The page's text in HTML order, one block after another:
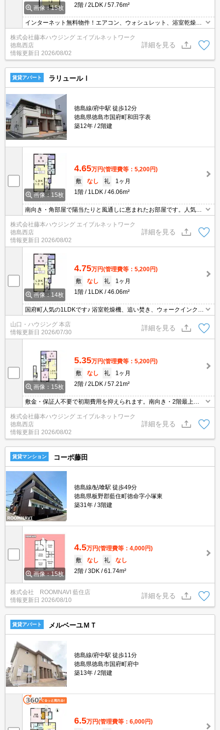
画像：15枚 2階 2LDK 57.76m²
インターネット無料物件！エアコン、ウォシュレット、浴室乾燥
機、追い炊き機能付き！角部屋で、３面採光☆室内階段で、２階に
上がれるので、雨風の時にも安心して１階に！※契約満了日翌日以
降の家賃は月額49,000円となります。
株式会社藤本ハウジング エイブルネットワーク
徳島西店
情報更新日 2026/08/02
詳細を見る
賃貸アパート ラリュールⅠ
徳島線/府中駅 徒歩12分
徳島県徳島市国府町和田字表
築12年
2階建
画像：15枚
4.65万円(管理費等：5,200円)
敷
なし 礼
1ヶ月
1階
1LDK 46.06m²
南向き・角部屋で陽当たりと風通しに恵まれたお部屋です。人気の
対面式キッチンを採用し、ウォークインクローゼットや床下収納付
きで収納力も充実。追焚機能付きバスや浴室乾燥機、独立洗面台、
温水洗浄便座など快適設備も豊富です。防犯カメラやTVインターホ
ン、セキュリティキー、24時間管理体制を備え、防犯面にも配慮さ
れた安心の住まい
株式会社藤本ハウジング エイブルネットワーク
徳島西店
情報更新日 2026/08/02
詳細を見る
画像：14枚
4.75万円(管理費等：5,200円)
敷
なし 礼
1ヶ月
1階
1LDK 46.06m²
国府町人気の1LDKです♪ 浴室乾燥機、追い焚き、ウォークインクロ
ーゼット付き！ 収納たっぷりの嬉しいお部屋です。 お気軽にお問い
合わせくださいませ。
山口・ハウジング 本店
情報更新日 2026/07/30
詳細を見る
画像：15枚
5.35万円(管理費等：5,200円)
敷
なし 礼
1ヶ月
2階
2LDK 57.21m²
敷金・保証人不要で初期費用を抑えられます。南向き・2階最上
階、さらに1フロア2戸・角部屋で開放感とプライバシーに配慮され
たお部屋です。ウォークインクローゼット付きで収納も充実。追焚
機能付きバスや浴室乾燥機、対面式キッチンなど人気設備を完備。
防犯カメラやTVインターホン、セキュリティキー、24時間管理体制
で安心!
株式会社藤本ハウジング エイブルネットワーク
徳島西店
情報更新日 2026/08/02
詳細を見る
賃貸マンション コーポ藤田
徳島線/鮎喰駅 徒歩49分
徳島県板野郡藍住町徳命字小塚東
築31年
3階建
画像：15枚
4.5万円(管理費等：4,000円)
敷
なし 礼
なし
2階
3DK 61.74m²
株式会社 ROOMNAVI 藍住店
情報更新日 2026/08/10
詳細を見る
賃貸アパート メルベーユＭＴ
徳島線/府中駅 徒歩11分
徳島県徳島市国府町府中
築13年
2階建
6.5万円(管理費等：6,000円)